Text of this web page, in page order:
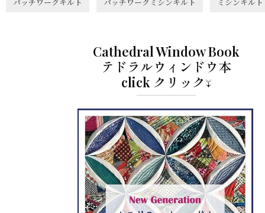
Cathedral Window Book
テドラルウィンドウ本
click クリック↓